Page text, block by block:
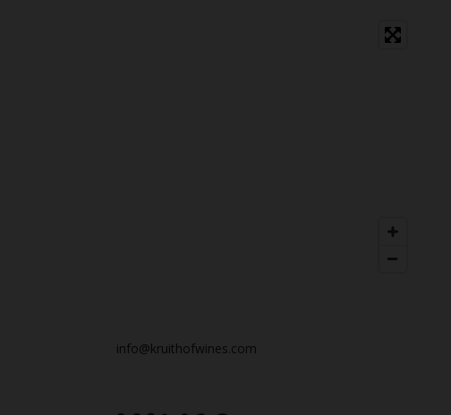
info@kruithofwines.com